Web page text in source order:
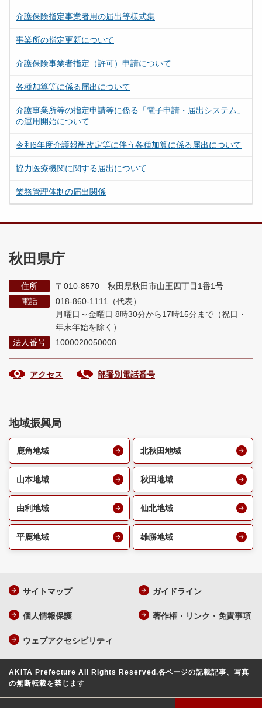
介護保険指定事業者用の届出等様式集
事業所の指定更新について
介護保険事業者指定（許可）申請について
各種加算等に係る届出について
介護事業所等の指定申請等に係る「電子申請・届出システム」
の運用開始について
令和6年度介護報酬改定等に伴う各種加算に係る届出について
協力医療機関に関する届出について
業務管理体制の届出関係
秋田県庁
住所
〒010-8570 秋田県秋田市山王四丁目1番1号
電話
018-860-1111（代表）
月曜日～金曜日 8時30分から17時15分まで （祝日・
年末年始を除く）
法人番号
1000020050008
アクセス 部署別電話番号
地域振興局
鹿角地域 北秋田地域
山本地域 秋田地域
由利地域 仙北地域
平鹿地域 雄勝地域
サイトマップ ガイドライン
個人情報保護 著作権・リンク・免責事項
ウェブアクセシビリティ
AKITA Prefecture All Rights Reserved.各ページの記載記事、写真
の無断転載を禁じます